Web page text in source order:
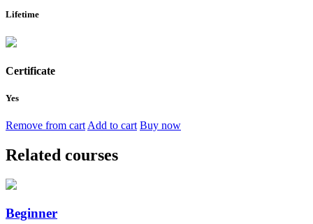
Lifetime
Certificate
Yes
Remove from cart Add to cart Buy now
Related courses
Beginner